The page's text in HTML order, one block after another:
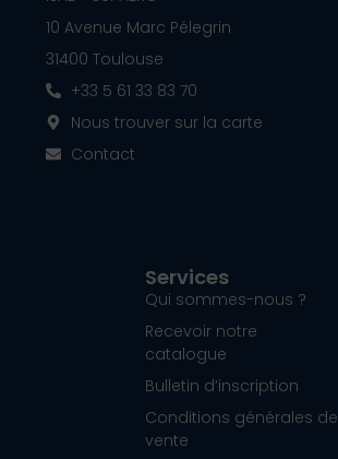
Services
Qui sommes-nous ?
Recevoir notre
catalogue
Bulletin d’inscription
Conditions générales de
vente
10 Avenue Marc Pélegrin
31400 Toulouse
+33 5 61 33 83 70
Nous trouver sur la carte
Contact